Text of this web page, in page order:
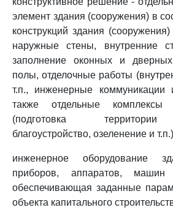
элемент здания (сооружения) в
конструкций здания
наружные стены, внутренние
заполнение оконных и
полы, отделочные работы
т.п., инженерные коммуникации
также отдельные
(подготовка территории
благоустройство, озеленение и
инженерное оборудование
приборов, аппаратов, машин
обеспечивающая заданные
объекта капитального